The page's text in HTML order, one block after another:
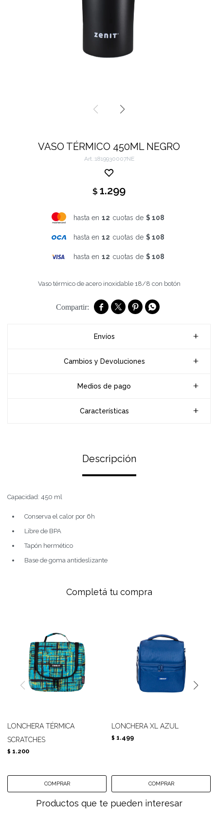
VASO TÉRMICO 450ML NEGRO
1819930007NE
$ 1.299
hasta en 12 cuotas de $ 108
hasta en 12 cuotas de $ 108
hasta en 12 cuotas de $ 108
Vaso térmico de acero inoxidable 18/8 con botón
   
Envíos
Cambios y Devoluciones
Medios de pago
Características
Descripción
Capacidad: 450 ml
Conserva el calor por 6h
Libre de BPA
Tapón hermético
Base de goma antideslizante
Completá tu compra
LONCHERA TÉRMICA
SCRATCHES
$ 1.200
LONCHERA XL AZUL
$ 1.499
Productos que te pueden interesar